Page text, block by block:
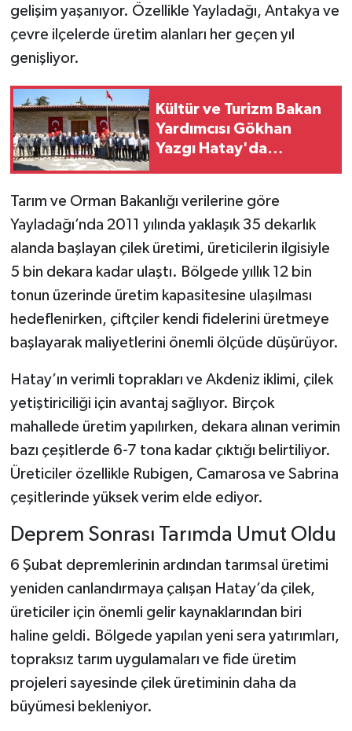
gelişim yaşanıyor. Özellikle Yayladağı, Antakya ve
çevre ilçelerde üretim alanları her geçen yıl
genişliyor.
Kültür ve Turizm Bakan
Yardımcısı Gökhan
Yazgı Hatay'da
Tarım ve Orman Bakanlığı verilerine göre
Yayladağı’nda 2011 yılında yaklaşık 35 dekarlık
alanda başlayan çilek üretimi, üreticilerin ilgisiyle
5 bin dekara kadar ulaştı. Bölgede yıllık 12 bin
tonun üzerinde üretim kapasitesine ulaşılması
hedeflenirken, çiftçiler kendi fidelerini üretmeye
başlayarak maliyetlerini önemli ölçüde düşürüyor.
Hatay’ın verimli toprakları ve Akdeniz iklimi, çilek
yetiştiriciliği için avantaj sağlıyor. Birçok
mahallede üretim yapılırken, dekara alınan verimin
bazı çeşitlerde 6-7 tona kadar çıktığı belirtiliyor.
Üreticiler özellikle Rubigen, Camarosa ve Sabrina
çeşitlerinde yüksek verim elde ediyor.
Deprem Sonrası Tarımda Umut Oldu
6 Şubat depremlerinin ardından tarımsal üretimi
yeniden canlandırmaya çalışan Hatay’da çilek,
üreticiler için önemli gelir kaynaklarından biri
haline geldi. Bölgede yapılan yeni sera yatırımları,
topraksız tarım uygulamaları ve fide üretim
projeleri sayesinde çilek üretiminin daha da
büyümesi bekleniyor.